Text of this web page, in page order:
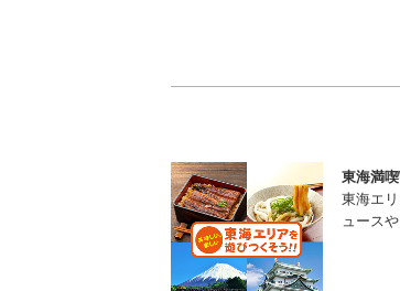
東海満
東海エ
ュース